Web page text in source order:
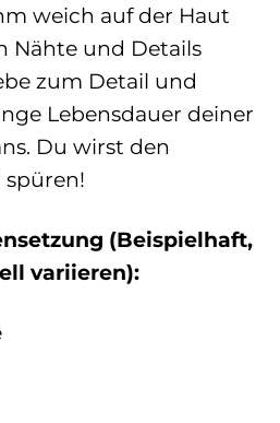
weich auf der Haut
Nähte und Details
zum Detail und
Lebensdauer deiner
Du wirst den
spüren!
(Beispielhaft,
variieren):